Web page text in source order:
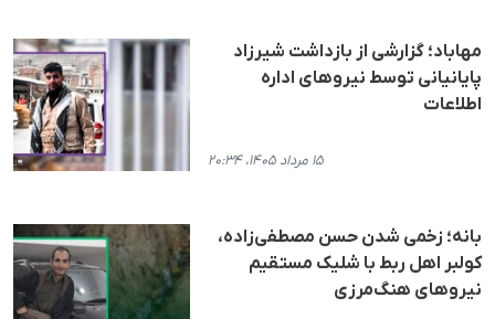
مهاباد؛ گزارشی از بازداشت شیرزاد
پایانیانی توسط نیروهای اداره
اطلاعات
۱۵ مرداد ۱۴۰۵، ۲۰:۳۴
بانه؛ زخمی شدن حسن مصطفی‌زاده،
کولبر اهل ربط با شلیک مستقیم
نیروهای هنگ‌مرزی